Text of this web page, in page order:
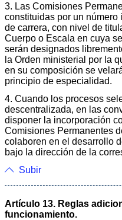
3. Las Comisiones
constituidas por un
de carrera, con nivel de
Cuerpo o Escala en cuya
serán designados
la Orden ministerial por la
en su composición se
principio de especialidad.
4. Cuando los procesos
descentralizada, en las
disponer la incorporación
Comisiones Permanentes
colaboren en el desarrollo
bajo la dirección de la
Subir
Artículo 13. Reglas
funcionamiento.